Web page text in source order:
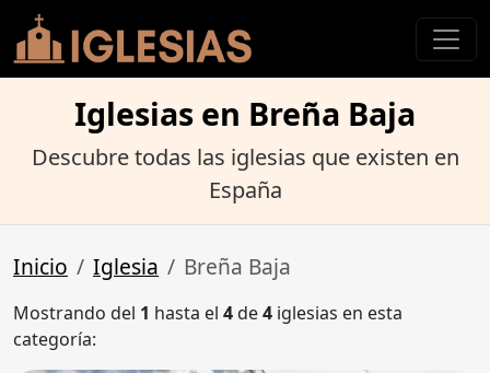
Iglesias en Breña Baja
Descubre todas las iglesias que existen en
España
Inicio Iglesia Breña Baja
Mostrando del 1 hasta el 4de4 iglesias en esta
categoría: